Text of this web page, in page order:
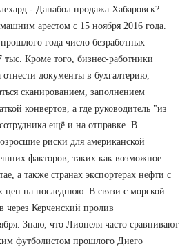
- Данабол продажа Хабаровск?
арестом с 15 ноября 2016 года.
года число безработных
тыс. Кроме того, бизнес-работники
отнести документы в бухгалтерию,
сканированием, заполнением
конвертов, а где руководитель "из
ещё и на отправке. В
риски для американской
факторов, таких как возможное
а также странах экспортерах нефти с
цен на последнюю. В связи с морской
через Керченский пролив
Знаю, что Лионеля часто сравнивают
футболистом прошлого Диего